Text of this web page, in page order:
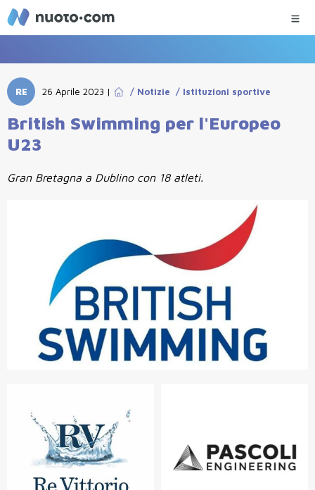
RE 26 Aprile 2023 | / Notizie / Istituzioni sportive
British Swimming per l'Europeo
U23
Gran Bretagna a Dublino con 18 atleti.